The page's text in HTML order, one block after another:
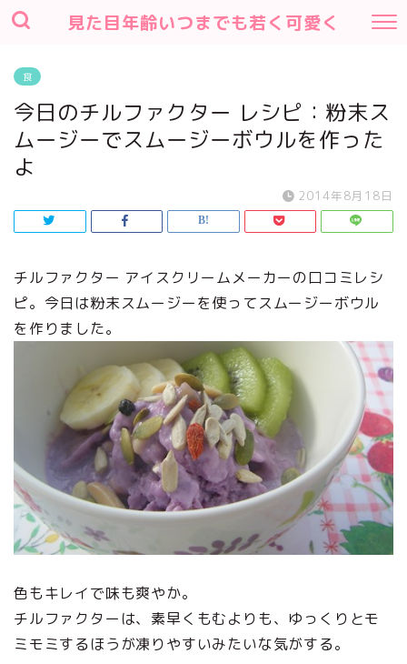
見た目年齢いつまでも若く可愛く
食
今日のチルファクター レシピ：粉末ス
ムージーでスムージーボウルを作った
よ
2014年8月18日
チルファクター アイスクリームメーカーの口コミレシ
ピ。今日は粉末スムージーを使ってスムージーボウル
を作りました。
色もキレイで味も爽やか。
チルファクターは、素早くもむよりも、ゆっくりとモ
ミモミするほうが凍りやすいみたいな気がする。